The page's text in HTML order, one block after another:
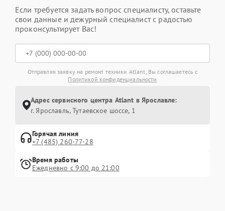
Если требуется задать вопрос специалисту, оставьте
свои данные и дежурный специалист с радостью
проконсультирует Вас!
Отправляя заявку на ремонт техники Atlant, Вы соглашаетесь с
Политикой конфиденциальности
Адрес сервисного центра Atlant в Ярославле:
г. Ярославль, Тутаевское шоссе, 1
Горячая линия
+7 (485) 260-77-28
Время работы
Ежедневно с 9:00 до 21:00